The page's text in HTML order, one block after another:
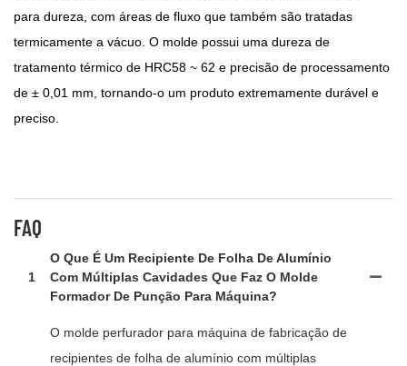
para dureza, com áreas de fluxo que também são tratadas
termicamente a vácuo. O molde possui uma dureza de
tratamento térmico de HRC58 ~ 62 e precisão de processamento
de ± 0,01 mm, tornando-o um produto extremamente durável e
preciso.
FAQ
1
O Que É Um Recipiente De Folha De Alumínio
Com Múltiplas Cavidades Que Faz O Molde
Formador De Punção Para Máquina?
O molde perfurador para máquina de fabricação de
recipientes de folha de alumínio com múltiplas